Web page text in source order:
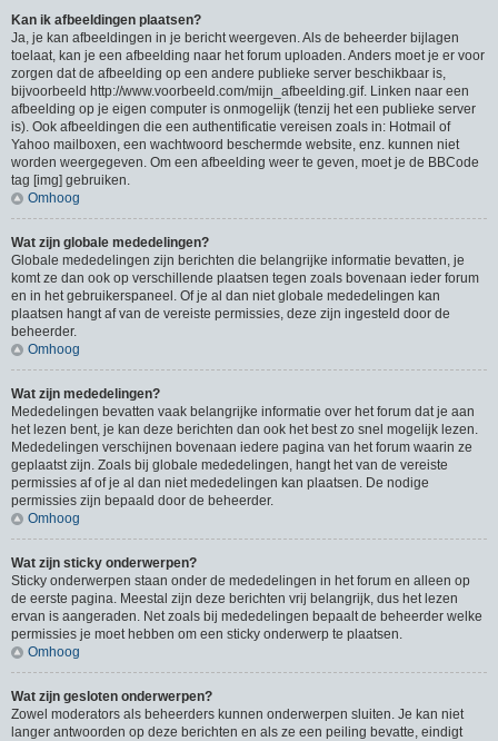
Kan ik afbeeldingen plaatsen?
Ja, je kan afbeeldingen in je bericht weergeven. Als de beheerder bijlagen
toelaat, kan je een afbeelding naar het forum uploaden. Anders moet je er voor
zorgen dat de afbeelding op een andere publieke server beschikbaar is,
bijvoorbeeld http://www.voorbeeld.com/mijn_afbeelding.gif. Linken naar een
afbeelding op je eigen computer is onmogelijk (tenzij het een publieke server
is). Ook afbeeldingen die een authentificatie vereisen zoals in: Hotmail of
Yahoo mailboxen, een wachtwoord beschermde website, enz. kunnen niet
worden weergegeven. Om een afbeelding weer te geven, moet je de BBCode
tag [img] gebruiken.
Omhoog
Wat zijn globale mededelingen?
Globale mededelingen zijn berichten die belangrijke informatie bevatten, je
komt ze dan ook op verschillende plaatsen tegen zoals bovenaan ieder forum
en in het gebruikerspaneel. Of je al dan niet globale mededelingen kan
plaatsen hangt af van de vereiste permissies, deze zijn ingesteld door de
beheerder.
Omhoog
Wat zijn mededelingen?
Mededelingen bevatten vaak belangrijke informatie over het forum dat je aan
het lezen bent, je kan deze berichten dan ook het best zo snel mogelijk lezen.
Mededelingen verschijnen bovenaan iedere pagina van het forum waarin ze
geplaatst zijn. Zoals bij globale mededelingen, hangt het van de vereiste
permissies af of je al dan niet mededelingen kan plaatsen. De nodige
permissies zijn bepaald door de beheerder.
Omhoog
Wat zijn sticky onderwerpen?
Sticky onderwerpen staan onder de mededelingen in het forum en alleen op
de eerste pagina. Meestal zijn deze berichten vrij belangrijk, dus het lezen
ervan is aangeraden. Net zoals bij mededelingen bepaalt de beheerder welke
permissies je moet hebben om een sticky onderwerp te plaatsen.
Omhoog
Wat zijn gesloten onderwerpen?
Zowel moderators als beheerders kunnen onderwerpen sluiten. Je kan niet
langer antwoorden op deze berichten en als ze een peiling bevatte, eindigt